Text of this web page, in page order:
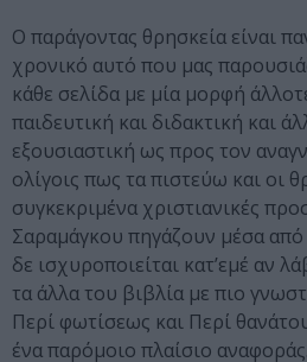
Ο παράγοντας θρησκεία είναι
χρονικό αυτό που μας
κάθε σελίδα με μία μορφή
παιδευτική και διδακτική και
εξουσιαστική ως προς τον
ολίγοις πως τα πιστεύω και οι
συγκεκριμένα χριστιανικές
Σαραμάγκου πηγάζουν μέσα από
δε ισχυροποιείται κατ’εμέ αν
τα άλλα του βιβλία με πιο
Περί φωτίσεως και Περί
ένα παρόμοιο πλαίσιο